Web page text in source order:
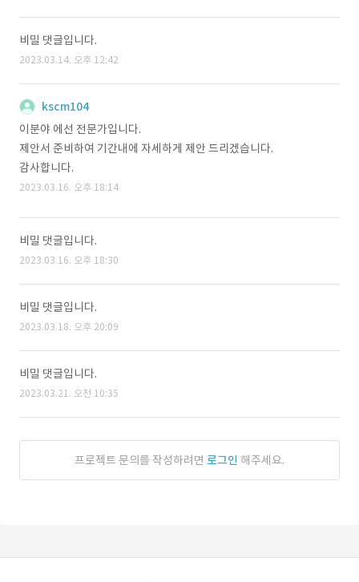
비밀 댓글입니다.
2023.03.14. 오후 12:42
kscm104
이분야 에선 전문가입니다.
제안서 준비하여 기간내에 자세하게 제안 드리겠습니다.
감사합니다.
2023.03.16. 오후 18:14
비밀 댓글입니다.
2023.03.16. 오후 18:30
비밀 댓글입니다.
2023.03.18. 오후 20:09
비밀 댓글입니다.
2023.03.21. 오전 10:35
프로젝트 문의를 작성하려면 로그인 해주세요.